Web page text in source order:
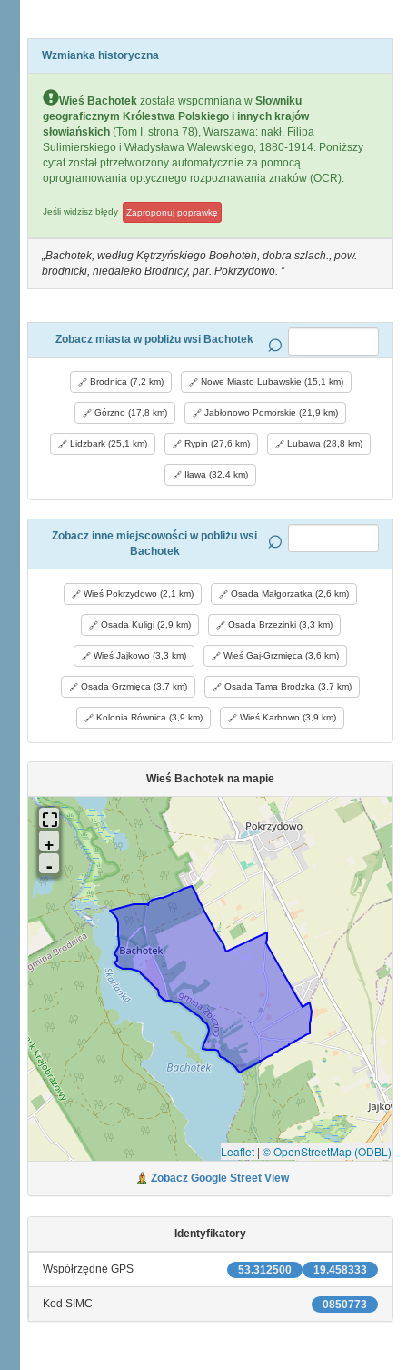
Wzmianka historyczna
Wieś Bachotek została wspomniana w Słowniku
geograficznym Królestwa Polskiego i innych krajów
słowiańskich (Tom I, strona 78), Warszawa: nakł. Filipa
Sulimierskiego i Władysława Walewskiego, 1880-1914. Poniższy
cytat został ptrzetworzony automatycznie za pomocą
oprogramowania optycznego rozpoznawania znaków (OCR).
Jeśli widzisz błędy Zaproponuj poprawkę
Bachotek, według Kętrzyńskiego Boehoteh, dobra szlach., pow.
brodnicki, niedaleko Brodnicy, par. Pokrzydowo.
Zobacz miasta w pobliżu wsi Bachotek
Brodnica (7,2 km) Nowe Miasto Lubawskie (15,1 km)
Górzno (17,8 km) Jabłonowo Pomorskie (21,9 km)
Lidzbark (25,1 km) Rypin (27,6 km) Lubawa (28,8 km)
Iława (32,4 km)
Zobacz inne miejscowości w pobliżu wsi
Bachotek
Wieś Pokrzydowo (2,1 km) Osada Małgorzatka (2,6 km)
Osada Kuligi (2,9 km) Osada Brzezinki (3,3 km)
Wieś Jajkowo (3,3 km) Wieś Gaj-Grzmięca (3,6 km)
Osada Grzmięca (3,7 km) Osada Tama Brodzka (3,7 km)
Kolonia Równica (3,9 km) Wieś Karbowo (3,9 km)
Wieś Bachotek na mapie
Leaflet | © OpenStreetMap (ODBL)
Zobacz Google Street View
Identyfikatory
19.458333
53.312500
Współrzędne GPS
0850773
Kod SIMC